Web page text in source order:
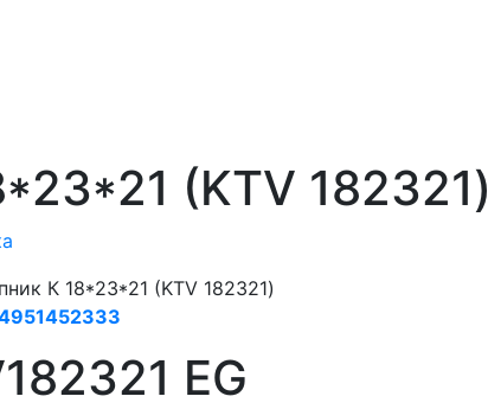
(KTV 182321)
К 18*23*21 (KTV 182321)
EG